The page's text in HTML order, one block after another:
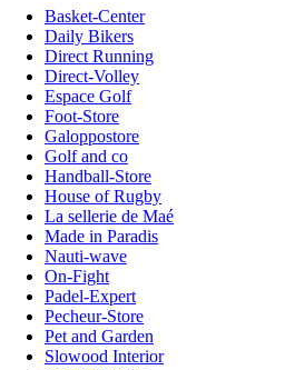
Basket-Center
Daily Bikers
Direct Running
Direct-Volley
Espace Golf
Foot-Store
Galoppostore
Golf and co
Handball-Store
House of Rugby
La sellerie de Maé
Made in Paradis
Nauti-wave
On-Fight
Padel-Expert
Pecheur-Store
Pet and Garden
Slowood Interior